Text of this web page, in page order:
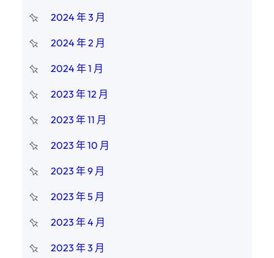
2024 年 3 月
2024 年 2 月
2024 年 1 月
2023 年 12 月
2023 年 11 月
2023 年 10 月
2023 年 9 月
2023 年 5 月
2023 年 4 月
2023 年 3 月